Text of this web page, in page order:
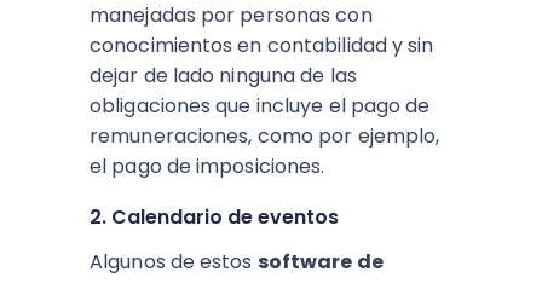
manejadas por personas con
conocimientos en contabilidad y sin
dejar de lado ninguna de las
obligaciones que incluye el pago de
remuneraciones, como por ejemplo,
el pago de imposiciones.
2. Calendario de eventos
Algunos de estos software de